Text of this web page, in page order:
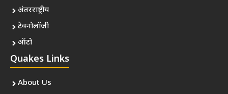
अंतरराष्ट्रीय
टेक्नोलॉजी
ऑटो
Quakes Links
About Us